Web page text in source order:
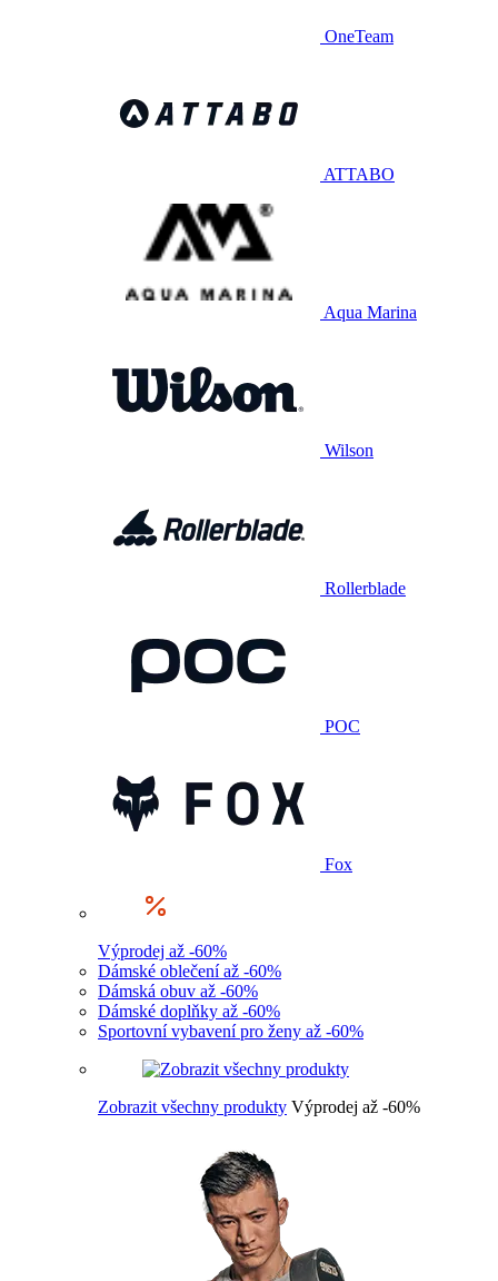
OneTeam
ATTABO
Aqua Marina
Wilson
Rollerblade
POC
Fox
Výprodej až -60%
Dámské oblečení až -60%
Dámská obuv až -60%
Dámské doplňky až -60%
Sportovní vybavení pro ženy až -60%
Zobrazit všechny produkty Výprodej až -60%